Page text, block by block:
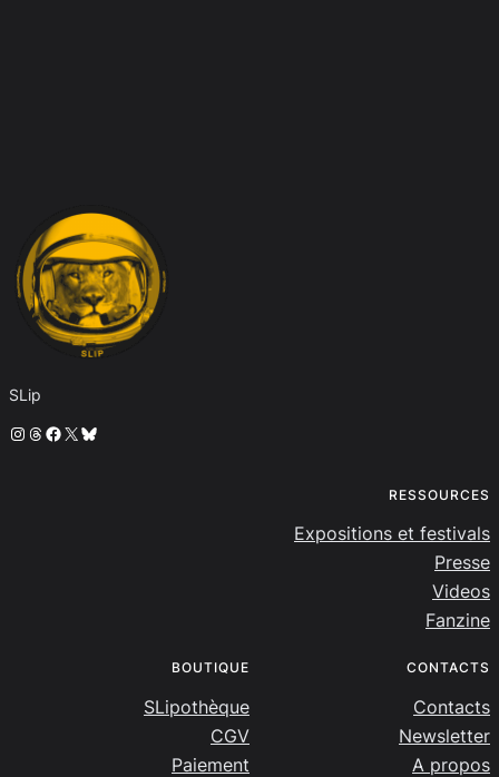
SLip
Instagram
Threads
Facebook
X Bluesky
RESSOURCES
Expositions et festivals
Presse
Videos
Fanzine
BOUTIQUE
SLipothèque
CGV
Paiement
CONTACTS
Contacts
Newsletter
A propos